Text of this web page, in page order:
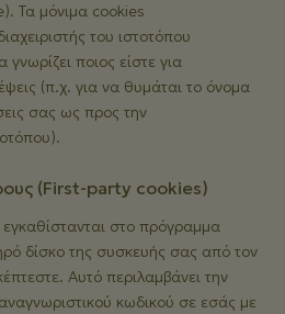
Τα μόνιμα cookies
του ιστοτόπου
ποιος είστε για
(π.χ. για να θυμάται το όνομα
σας ως προς την
(First-party cookies)
στο πρόγραμμα
δίσκο της συσκευής σας από τον
Αυτό περιλαμβάνει την
κωδικού σε εσάς με